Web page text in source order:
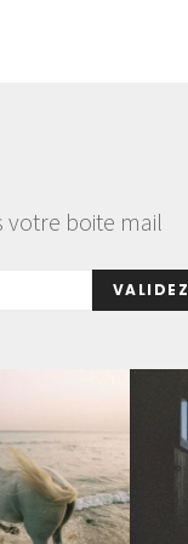
votre boite mail
VALIDEZ